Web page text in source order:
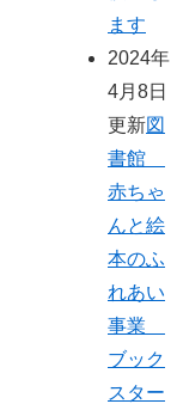
ます
2024年
4月8日
更新図
書館
赤ちゃ
んと絵
本のふ
れあい
事業
ブック
スター